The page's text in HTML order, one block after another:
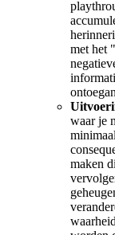
met het
waar je
maken